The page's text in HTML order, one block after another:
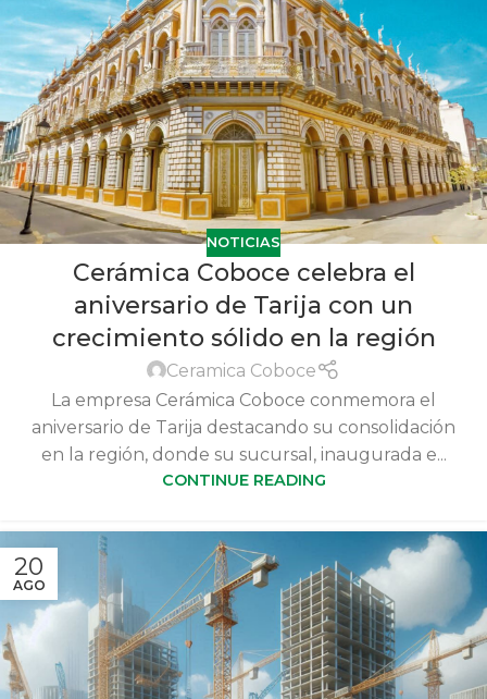
NOTICIAS
Cerámica Coboce celebra el
aniversario de Tarija con un
crecimiento sólido en la región
Ceramica Coboce
La empresa Cerámica Coboce conmemora el
aniversario de Tarija destacando su consolidación
en la región, donde su sucursal, inaugurada e...
CONTINUE READING
20
AGO